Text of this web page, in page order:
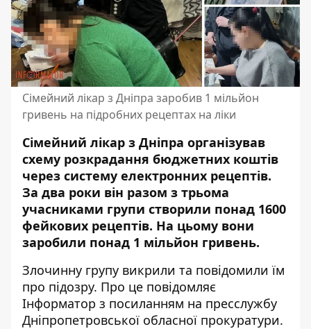
Сімейний лікар з Дніпра заробив 1 мільйон
гривень на підробних рецептах на ліки
Сімейний лікар з Дніпра організував
схему розкрадання бюджетних коштів
через систему електронних рецептів.
За два роки він разом з трьома
учасниками групи створили понад 1600
фейкових рецептів. На цьому вони
заробили понад 1 мільйон гривень.
Злочинну групу викрили та повідомили їм
про підозру. Про це повідомляє
Інформатор з посиланням на пресслужбу
Дніпропетровської обласної прокуратури.